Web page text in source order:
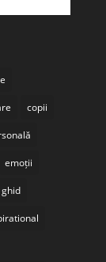
copii
emoții
ghid